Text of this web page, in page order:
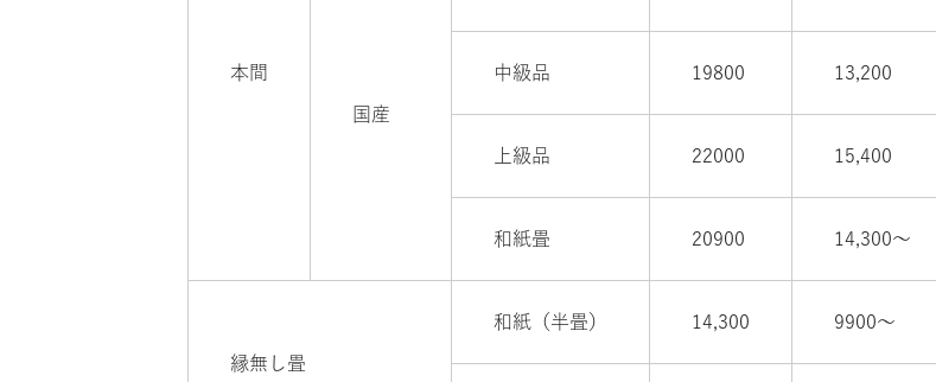
本間
国産
中級品 19800 13,200
上級品 22000 15,400
和紙畳 20900 14,300〜
縁無し畳
和紙（半畳） 14,300 9900〜